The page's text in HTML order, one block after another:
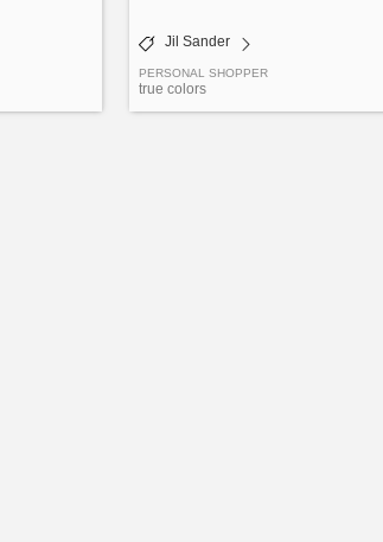
Jil Sander
PERSONAL SHOPPER
true colors